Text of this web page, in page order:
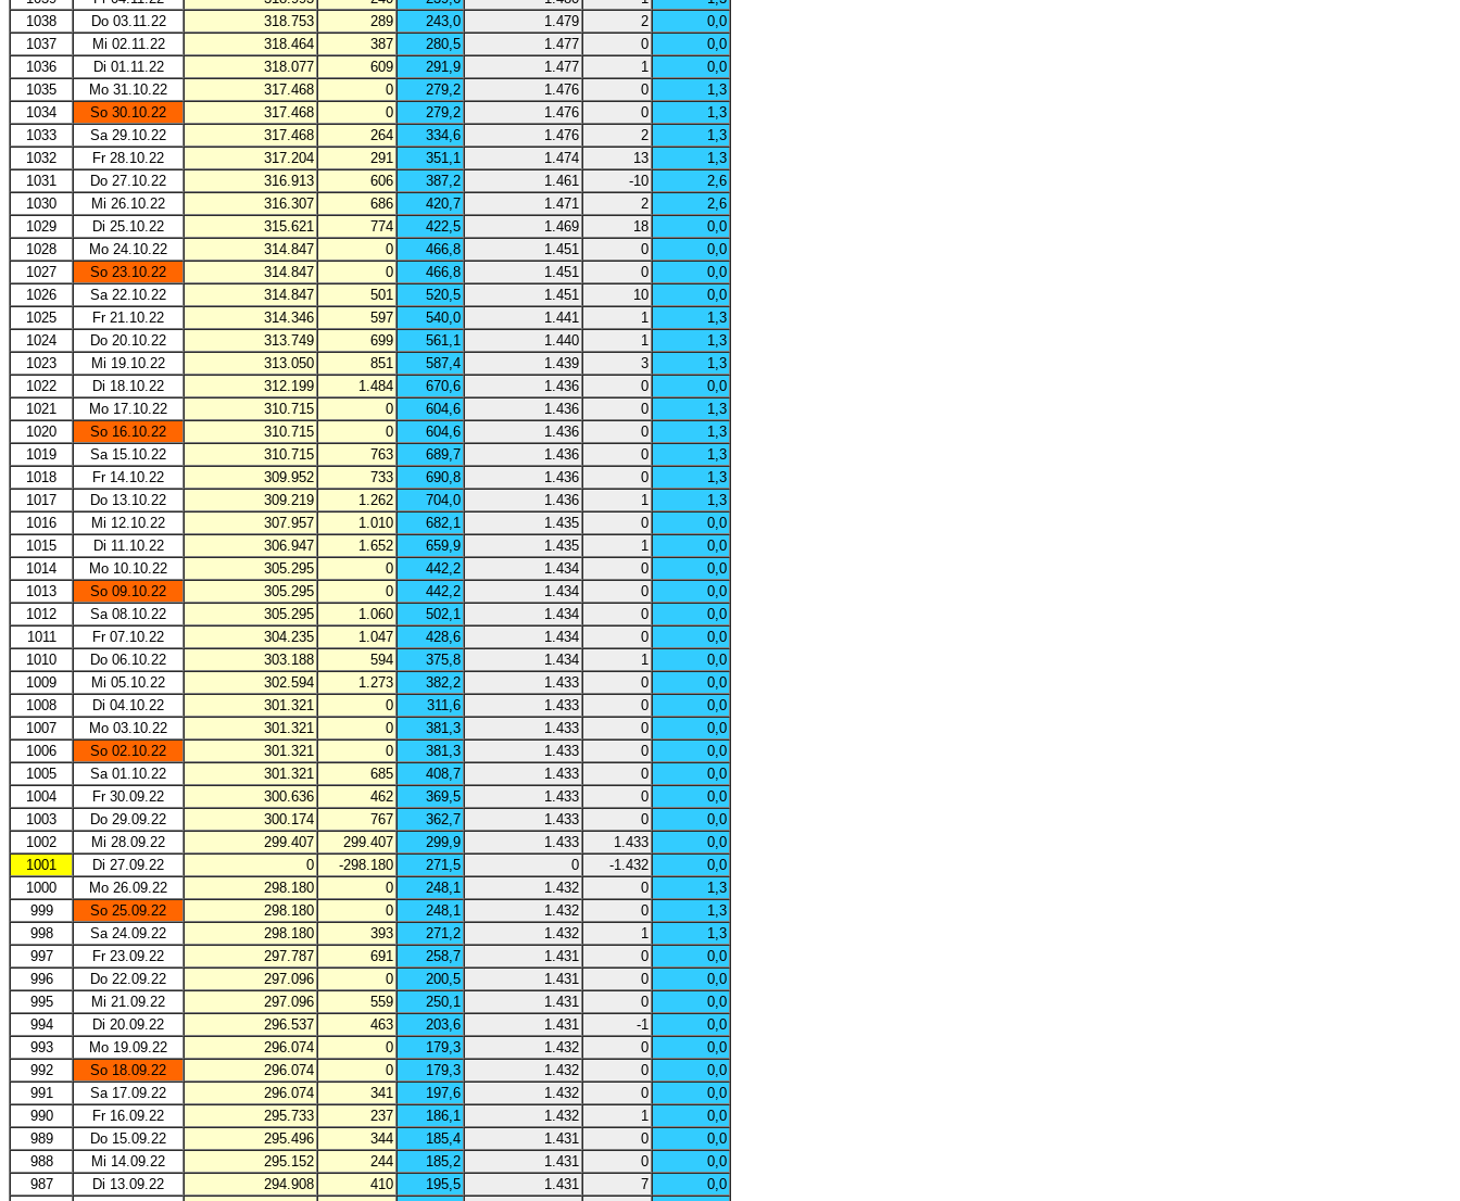
1038
Do 03.11.22 318.753 289 243,0 1.479 2
0,0
1037
Mi 02.11.22 318.464 387 280,5 1.477 0
0,0
1036
Di 01.11.22 318.077 609 291,9 1.477 1
0,0
1035
Mo 31.10.22 317.468 0 279,2 1.476 0
1,3
1034
So 30.10.22 317.468 0 279,2 1.476 0
1,3
1033
Sa 29.10.22 317.468 264 334,6 1.476 2
1,3
1032
Fr 28.10.22 317.204 291 351,1 1.474 13
1,3
1031
Do 27.10.22 316.913 606 387,2 1.461 -10
2,6
1030
Mi 26.10.22 316.307 686 420,7 1.471 2
2,6
1029
Di 25.10.22 315.621 774 422,5 1.469 18
0,0
1028
Mo 24.10.22 314.847 0 466,8 1.451 0
0,0
1027
So 23.10.22 314.847 0 466,8 1.451 0
0,0
1026
Sa 22.10.22 314.847 501 520,5 1.451 10
0,0
1025
Fr 21.10.22 314.346 597 540,0 1.441 1
1,3
1024
Do 20.10.22 313.749 699 561,1 1.440 1
1,3
1023
Mi 19.10.22 313.050 851 587,4 1.439 3
1,3
1022
Di 18.10.22 312.199 1.484 670,6 1.436 0
0,0
1021
Mo 17.10.22 310.715 0 604,6 1.436 0
1,3
1020
So 16.10.22 310.715 0 604,6 1.436 0
1,3
1019
Sa 15.10.22 310.715 763 689,7 1.436 0
1,3
1018
Fr 14.10.22 309.952 733 690,8 1.436 0
1,3
1017
Do 13.10.22 309.219 1.262 704,0 1.436 1
1,3
1016
Mi 12.10.22 307.957 1.010 682,1 1.435 0
0,0
1015
Di 11.10.22 306.947 1.652 659,9 1.435 1
0,0
1014
Mo 10.10.22 305.295 0 442,2 1.434 0
0,0
1013
So 09.10.22 305.295 0 442,2 1.434 0
0,0
1012
Sa 08.10.22 305.295 1.060 502,1 1.434 0
0,0
1011
Fr 07.10.22 304.235 1.047 428,6 1.434 0
0,0
1010
Do 06.10.22 303.188 594 375,8 1.434 1
0,0
1009
Mi 05.10.22 302.594 1.273 382,2 1.433 0
0,0
1008
Di 04.10.22 301.321 0 311,6 1.433 0
0,0
1007
Mo 03.10.22 301.321 0 381,3 1.433 0
0,0
1006
So 02.10.22 301.321 0 381,3 1.433 0
0,0
1005
Sa 01.10.22 301.321 685 408,7 1.433 0
0,0
1004
Fr 30.09.22 300.636 462 369,5 1.433 0
0,0
1003
Do 29.09.22 300.174 767 362,7 1.433 0
0,0
1002
Mi 28.09.22 299.407 299.407 299,9 1.433 1.433
0,0
1001
Di 27.09.22 0 -298.180 271,5 0 -1.432
0,0
1000
Mo 26.09.22 298.180 0 248,1 1.432 0
1,3
999
So 25.09.22 298.180 0 248,1 1.432 0
1,3
998
Sa 24.09.22 298.180 393 271,2 1.432 1
1,3
997
Fr 23.09.22 297.787 691 258,7 1.431 0
0,0
996
Do 22.09.22 297.096 0 200,5 1.431 0
0,0
995
Mi 21.09.22 297.096 559 250,1 1.431 0
0,0
994
Di 20.09.22 296.537 463 203,6 1.431 -1
0,0
993
Mo 19.09.22 296.074 0 179,3 1.432 0
0,0
992
So 18.09.22 296.074 0 179,3 1.432 0
0,0
991
Sa 17.09.22 296.074 341 197,6 1.432 0
0,0
990
Fr 16.09.22 295.733 237 186,1 1.432 1
0,0
989
Do 15.09.22 295.496 344 185,4 1.431 0
0,0
988
Mi 14.09.22 295.152 244 185,2 1.431 0
0,0
987
Di 13.09.22 294.908 410 195,5 1.431 7
0,0